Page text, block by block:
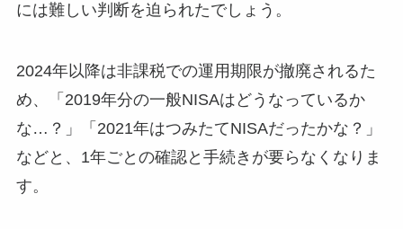
には難しい判断を迫られたでしょう。
2024年以降は非課税での運用期限が撤廃されるた
め、「2019年分の一般NISAはどうなっているか
な…？」「2021年はつみたてNISAだったかな？」
などと、1年ごとの確認と手続きが要らなくなりま
す。